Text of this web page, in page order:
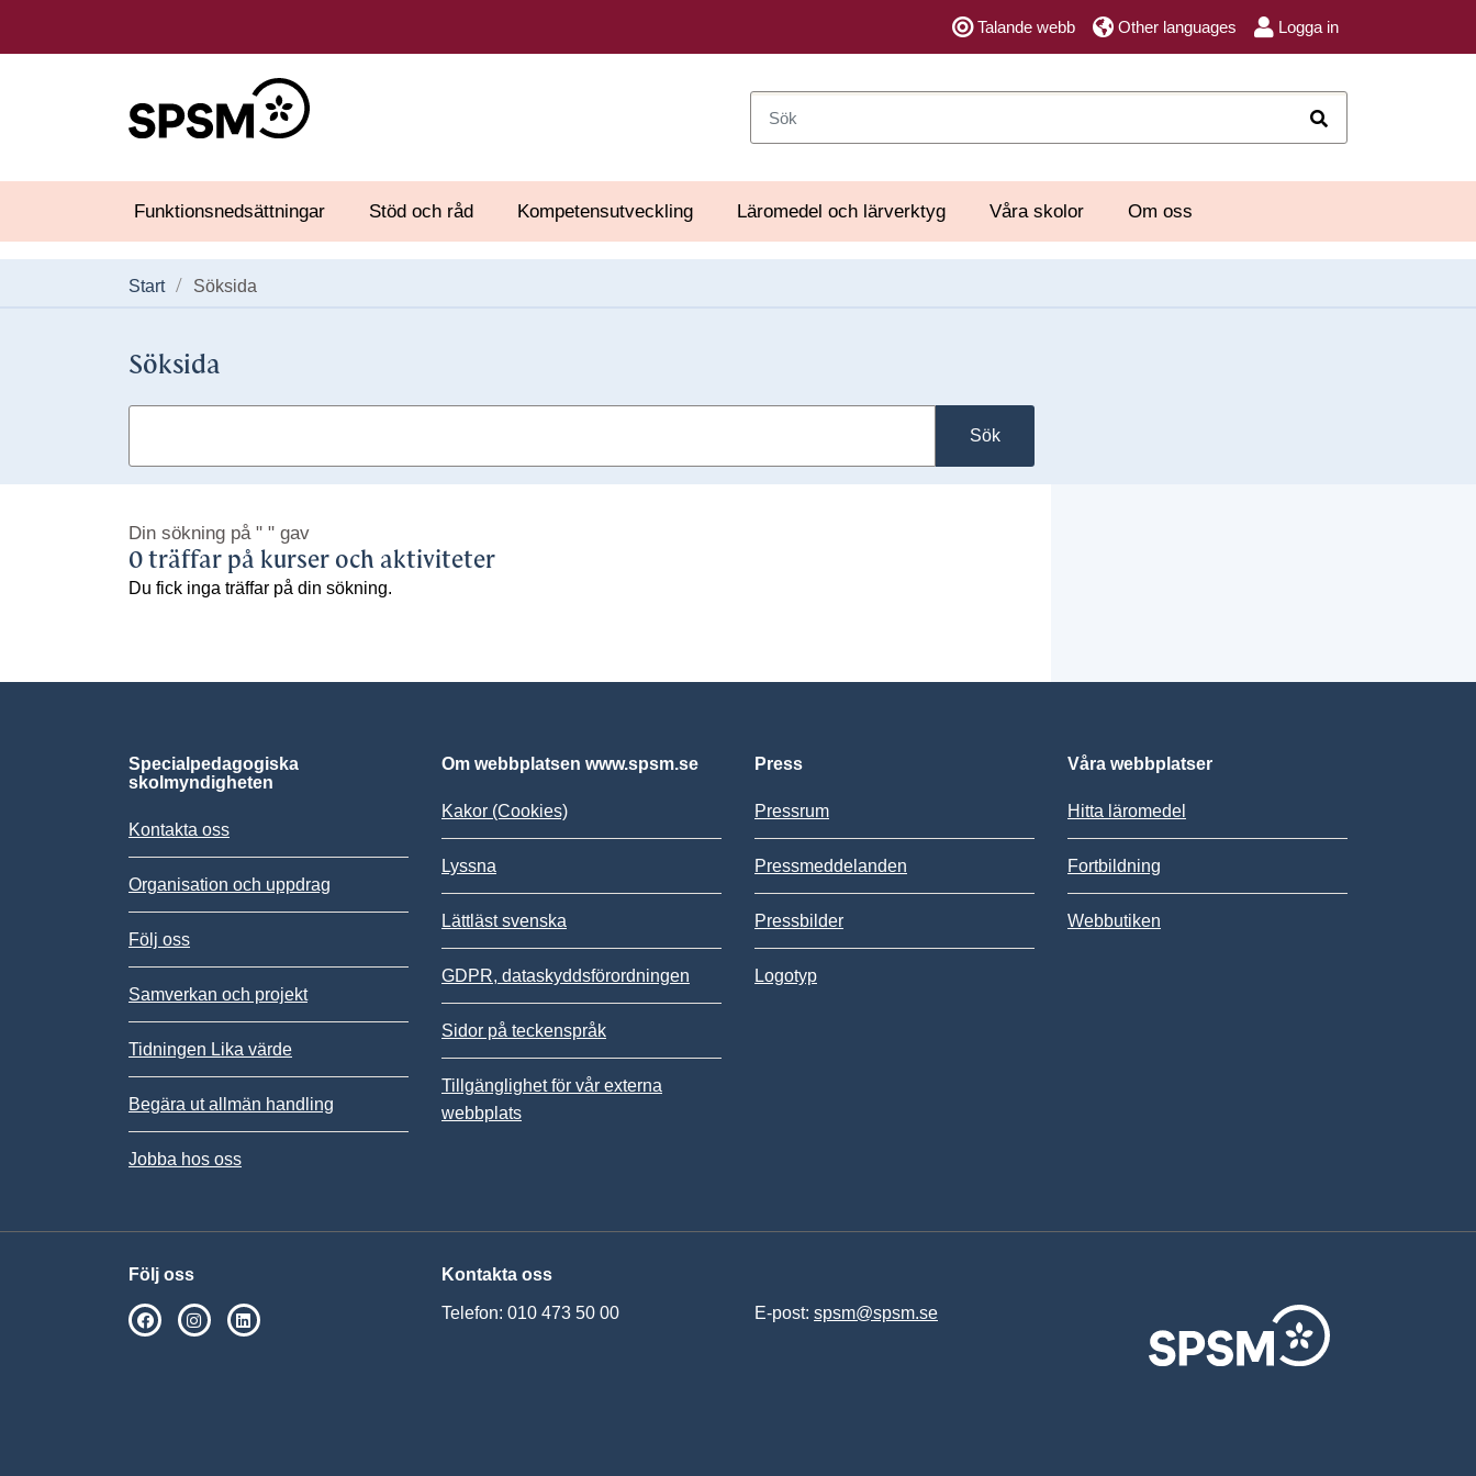
Talande webb Other languages Logga in
Funktionsnedsättningar Stöd och råd Kompetensutveckling Läromedel och lärverktyg Våra skolor Om oss
Start Söksida
Söksida
Sök
Din sökning på " " gav
0 träffar på kurser och aktiviteter
Du fick inga träffar på din sökning.
Specialpedagogiska
skolmyndigheten
Kontakta oss
Organisation och uppdrag
Följ oss
Samverkan och projekt
Tidningen Lika värde
Begära ut allmän handling
Jobba hos oss
Om webbplatsen www.spsm.se
Kakor (Cookies)
Lyssna
Lättläst svenska
GDPR, dataskyddsförordningen
Sidor på teckenspråk
Tillgänglighet för vår externa
webbplats
Press
Pressrum
Pressmeddelanden
Pressbilder
Logotyp
Våra webbplatser
Hitta läromedel
Fortbildning
Webbutiken
Följ oss
SPSM på Facebook
SPSM på Instagram
Kontakta oss
Telefon: 010 473 50 00 E-post: spsm@spsm.se